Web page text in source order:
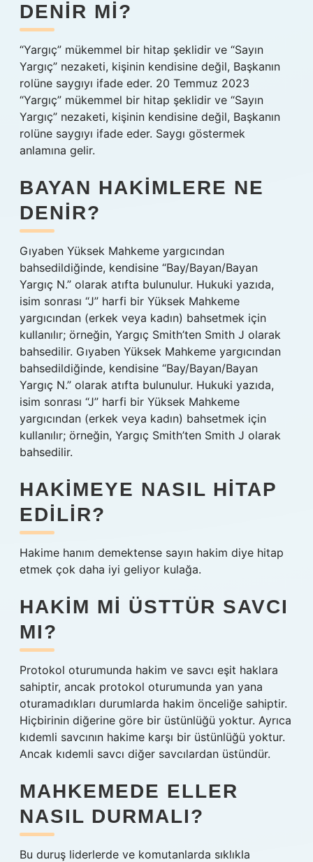
DENIR MI?
“Yargıç” mükemmel bir hitap şeklidir ve “Sayın
Yargıç” nezaketi, kişinin kendisine değil, Başkanın
rolüne saygıyı ifade eder. 20 Temmuz 2023
“Yargıç” mükemmel bir hitap şeklidir ve “Sayın
Yargıç” nezaketi, kişinin kendisine değil, Başkanın
rolüne saygıyı ifade eder. Saygı göstermek
anlamına gelir.
BAYAN HAKIMLERE NE
DENIR?
Gıyaben Yüksek Mahkeme yargıcından
bahsedildiğinde, kendisine “Bay/Bayan/Bayan
Yargıç N.” olarak atıfta bulunulur. Hukuki yazıda,
isim sonrası “J” harfi bir Yüksek Mahkeme
yargıcından (erkek veya kadın) bahsetmek için
kullanılır; örneğin, Yargıç Smith’ten Smith J olarak
bahsedilir. Gıyaben Yüksek Mahkeme yargıcından
bahsedildiğinde, kendisine “Bay/Bayan/Bayan
Yargıç N.” olarak atıfta bulunulur. Hukuki yazıda,
isim sonrası “J” harfi bir Yüksek Mahkeme
yargıcından (erkek veya kadın) bahsetmek için
kullanılır; örneğin, Yargıç Smith’ten Smith J olarak
bahsedilir.
HAKIMEYE NASIL HITAP
EDILIR?
Hakime hanım demektense sayın hakim diye hitap
etmek çok daha iyi geliyor kulağa.
HAKIM MI ÜSTTÜR SAVCI
MI?
Protokol oturumunda hakim ve savcı eşit haklara
sahiptir, ancak protokol oturumunda yan yana
oturamadıkları durumlarda hakim önceliğe sahiptir.
Hiçbirinin diğerine göre bir üstünlüğü yoktur. Ayrıca
kıdemli savcının hakime karşı bir üstünlüğü yoktur.
Ancak kıdemli savcı diğer savcılardan üstündür.
MAHKEMEDE ELLER
NASIL DURMALI?
Bu duruş liderlerde ve komutanlarda sıklıkla